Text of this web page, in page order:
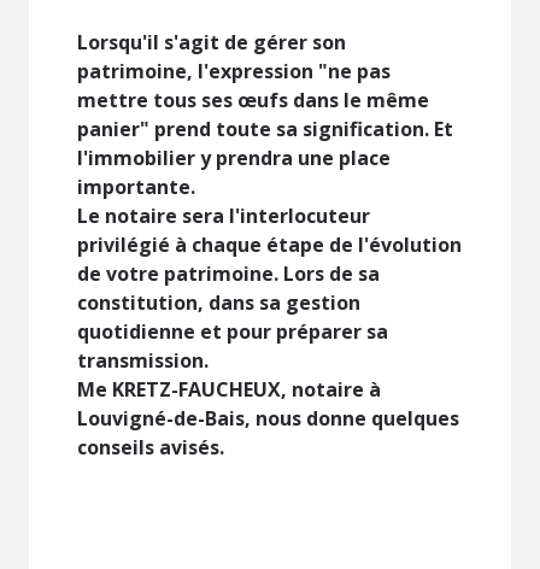
Lorsqu'il s'agit de gérer son
patrimoine, l'expression "ne pas
mettre tous ses œufs dans le même
panier" prend toute sa signification. Et
l'immobilier y prendra une place
importante.
Le notaire sera l'interlocuteur
privilégié à chaque étape de l'évolution
de votre patrimoine. Lors de sa
constitution, dans sa gestion
quotidienne et pour préparer sa
transmission.
Me KRETZ-FAUCHEUX, notaire à
Louvigné-de-Bais, nous donne quelques
conseils avisés.